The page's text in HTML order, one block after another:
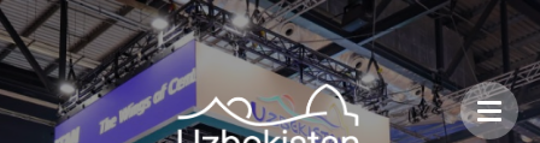
Безопасность и особенности путешествий по Узбекистану